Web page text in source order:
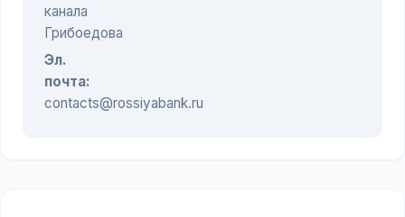
канала
Грибоедова
Эл.
почта:
contacts@rossiyabank.ru